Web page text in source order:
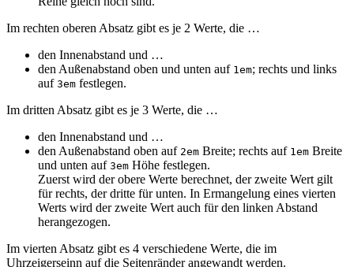
Im rechten oberen Absatz gibt es je 2 Werte, die …
den Innenabstand und …
den Außenabstand oben und unten auf 1em; rechts und links
auf 3em festlegen.
Im dritten Absatz gibt es je 3 Werte, die …
den Innenabstand und …
den Außenabstand oben auf 2em Breite; rechts auf 1em Breite
und unten auf 3em Höhe festlegen.
Zuerst wird der obere Werte berechnet, der zweite Wert gilt
für rechts, der dritte für unten. In Ermangelung eines vierten
Werts wird der zweite Wert auch für den linken Abstand
herangezogen.
Im vierten Absatz gibt es 4 verschiedene Werte, die im
Uhrzeigerseinn auf die Seitenränder angewandt werden.